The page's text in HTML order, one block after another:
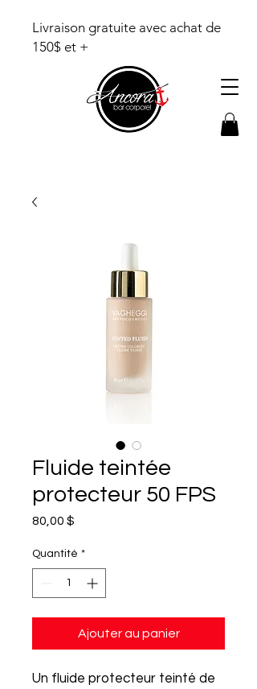
Livraison gratuite avec achat de
150$ et +
Fluide teintée
protecteur 50 FPS
80,00 $
Quantité *
Ajouter au panier
Un fluide protecteur teinté de